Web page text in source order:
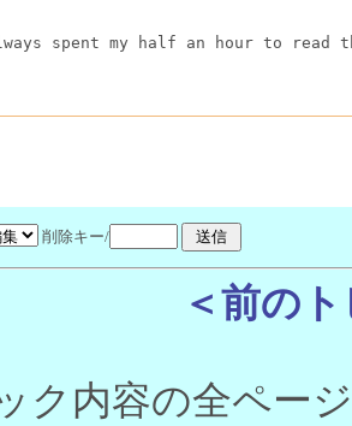
spent my half an hour to
削除キー/
＜前の
ク内容の全ペー